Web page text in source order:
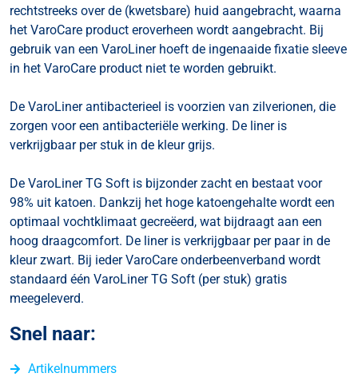
rechtstreeks over de (kwetsbare) huid aangebracht, waarna
het VaroCare product eroverheen wordt aangebracht. Bij
gebruik van een VaroLiner hoeft de ingenaaide fixatie sleeve
in het VaroCare product niet te worden gebruikt.
De VaroLiner antibacterieel is voorzien van zilverionen, die
zorgen voor een antibacteriële werking. De liner is
verkrijgbaar per stuk in de kleur grijs.
De VaroLiner TG Soft is bijzonder zacht en bestaat voor
98% uit katoen. Dankzij het hoge katoengehalte wordt een
optimaal vochtklimaat gecreëerd, wat bijdraagt aan een
hoog draagcomfort. De liner is verkrijgbaar per paar in de
kleur zwart. Bij ieder VaroCare onderbeenverband wordt
standaard één VaroLiner TG Soft (per stuk) gratis
meegeleverd.
Snel naar:
Artikelnummers